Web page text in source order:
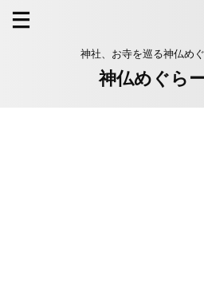
神社、お寺を巡る神仏め
神仏めぐら